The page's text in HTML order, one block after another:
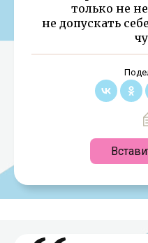
только не
не допускать